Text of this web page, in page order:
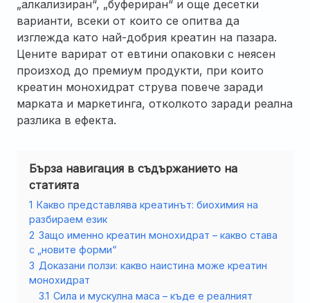
„алкализиран“, „буфериран“ и още десетки
варианти, всеки от които се опитва да
изглежда като най-добрия креатин на пазара.
Цените варират от евтини опаковки с неясен
произход до премиум продукти, при които
креатин монохидрат струва повече заради
марката и маркетинга, отколкото заради реална
разлика в ефекта.
Бърза навигация в съдържанието на
статията
1 Какво представлява креатинът: биохимия на
разбираем език
2 Защо именно креатин монохидрат – какво става
с „новите форми“
3 Доказани ползи: какво наистина може креатин
монохидрат
3.1 Сила и мускулна маса – къде е реалният